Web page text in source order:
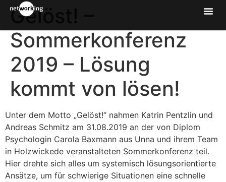
Gelöst! –
Sommerkonferenz
2019 – Lösung
kommt von lösen!
Unter dem Motto „Gelöst!“ nahmen Katrin Pentzlin und
Andreas Schmitz am 31.08.2019 an der von Diplom
Psychologin Carola Baxmann aus Unna und ihrem Team
in Holzwickede veranstalteten Sommerkonferenz teil.
Hier drehte sich alles um systemisch lösungsorientierte
Ansätze, um für schwierige Situationen eine schnelle